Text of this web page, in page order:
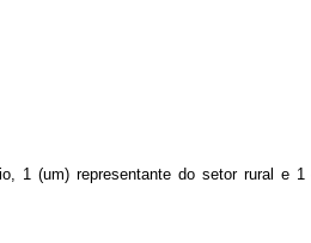
1 (um) representante do setor rural e 1